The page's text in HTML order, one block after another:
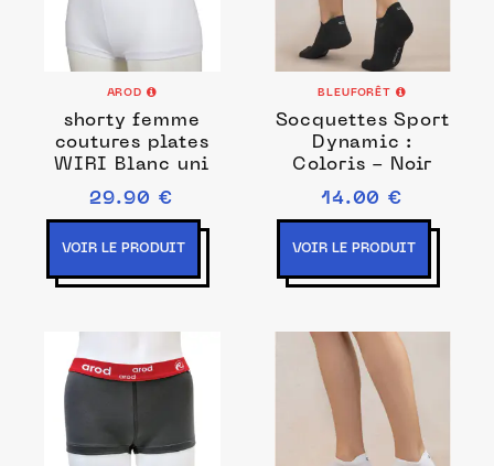
AROD
shorty femme
coutures plates
WIRI Blanc uni
29.90 €
VOIR LE PRODUIT
BLEUFORÊT
Socquettes Sport
Dynamic :
Coloris - Noir
14.00 €
VOIR LE PRODUIT